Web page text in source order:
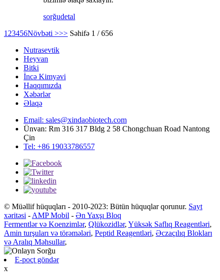
sorğudetal
1 23456Növbəti >>> Səhifə 1 / 656
Nutrasevtik
Heyvan
Bitki
İncə Kimyəvi
Haqqımızda
Xəbərlər
Əlaqə
Email: sales@xindaobiotech.com
Ünvan: Rm 316 317 Bldg 2 58 Chongchuan Road Nantong
Çin
Tel: +86 19033786557
© Müəllif hüquqları - 2010-2023: Bütün hüquqlar qorunur. Sayt
xəritəsi - AMP Mobil - Ən Yaxşı Bloq
Fermentlər və Koenzimlər, Qlükozidlər, Yüksək Saflıq Reagentləri,
Amin turşuları və törəmələri, Peptid Reagentləri, Əczaçılıq Blokları
və Aralıq Məhsullar,
E-poçt göndər
x